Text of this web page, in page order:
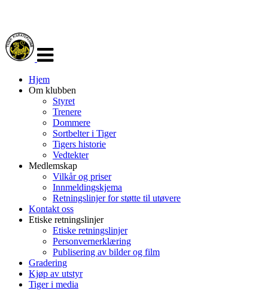
navigasjon
Hjem
Om klubben
Styret
Trenere
Dommere
Sortbelter i Tiger
Tigers historie
Vedtekter
Medlemskap
Vilkår og priser
Innmeldingskjema
Retningslinjer for støtte til utøvere
Kontakt oss
Etiske retningslinjer
Etiske retningslinjer
Personvernerklæring
Publisering av bilder og film
Gradering
Kjøp av utstyr
Tiger i media